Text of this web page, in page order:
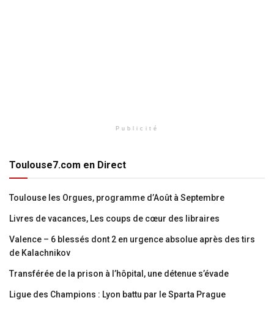
Publicité
Toulouse7.com en Direct
Toulouse les Orgues, programme d’Août à Septembre
Livres de vacances, Les coups de cœur des libraires
Valence – 6 blessés dont 2 en urgence absolue après des tirs
de Kalachnikov
Transférée de la prison à l’hôpital, une détenue s’évade
Ligue des Champions : Lyon battu par le Sparta Prague